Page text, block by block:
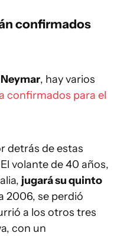
confirmados
, hay varios
confirmados para el
detrás de estas
El volante de 40 años,
jugará su quinto
2006, se perdió
a los otros tres
con un